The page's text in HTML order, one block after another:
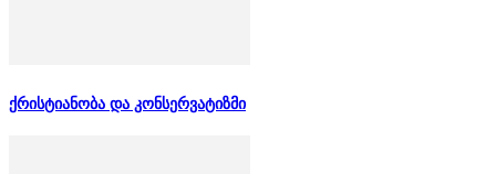
ქრისტიანობა და კონსერვატიზმი